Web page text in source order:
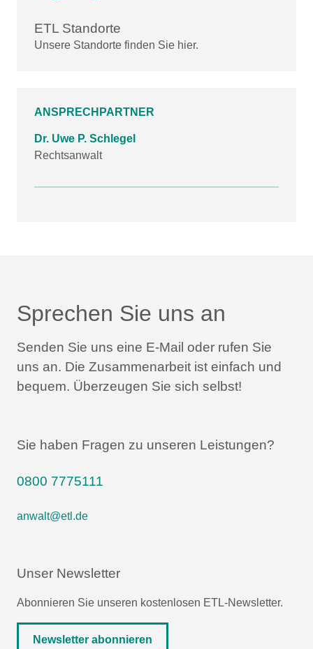
ETL Standorte
Unsere Standorte finden Sie hier.
ANSPRECHPARTNER
Dr. Uwe P. Schlegel
Rechtsanwalt
Sprechen Sie uns an
Senden Sie uns eine E-Mail oder rufen Sie
uns an. Die Zusammenarbeit ist einfach und
bequem. Überzeugen Sie sich selbst!
Sie haben Fragen zu unseren Leistungen?
0800 7775111
anwalt@etl.de
Unser Newsletter
Abonnieren Sie unseren kostenlosen ETL-Newsletter.
Newsletter abonnieren